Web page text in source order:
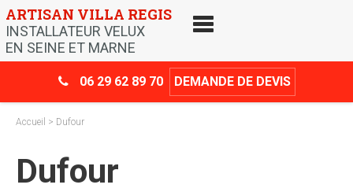
Skip
to
content
ARTISAN VILLA REGIS
INSTALLATEUR VELUX
EN SEINE ET MARNE
06 29 62 89 70 DEMANDE DE DEVIS
Accueil > Dufour
Dufour